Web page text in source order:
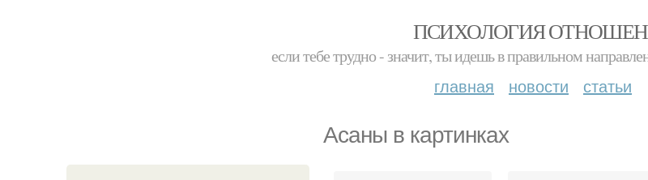
ПСИХОЛОГИЯ
если тебе трудно - значит, ты идешь в правильном
главная новости статьи
Асаны в картинках